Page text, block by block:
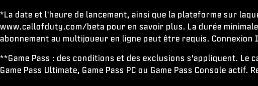
*La date et l'heure de lancement, ainsi que la plateforme sur
www.callofduty.com/beta pour en savoir plus. La durée
abonnement au multijoueur en ligne peut être requis. Connexion
**Game Pass : des conditions et des exclusions s'appliquent. Le
Game Pass Ultimate, Game Pass PC ou Game Pass Console